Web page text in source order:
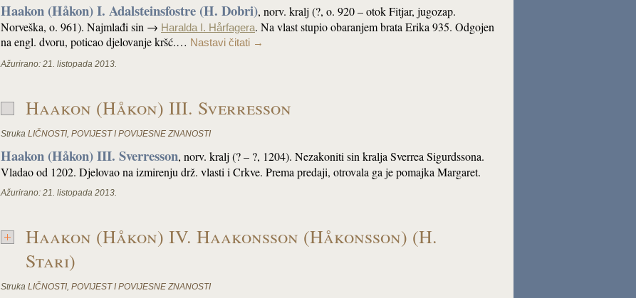
Haakon (Håkon) I. Adalsteinsfostre (H. Dobri), norv. kralj (?, o. 920 – otok Fitjar, jugozap.
Norveška, o. 961). Najmlađi sin → Haralda I. Hårfagera. Na vlast stupio obaranjem brata Erika 935. Odgojen
na engl. dvoru, poticao djelovanje kršć.… Nastavi čitati →
Ažurirano: 21. listopada 2013.
Haakon (Håkon) III. Sverresson
Struka LIČNOSTI, POVIJEST I POVIJESNE ZNANOSTI
Haakon (Håkon) III. Sverresson, norv. kralj (? – ?, 1204). Nezakoniti sin kralja Sverrea Sigurdssona.
Vladao od 1202. Djelovao na izmirenju drž. vlasti i Crkve. Prema predaji, otrovala ga je pomajka Margaret.
Ažurirano: 21. listopada 2013.
Haakon (Håkon) IV. Haakonsson (Håkonsson) (H.
Stari)
Struka LIČNOSTI, POVIJEST I POVIJESNE ZNANOSTI